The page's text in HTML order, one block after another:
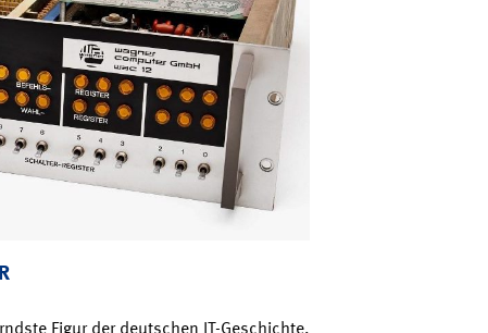
Figur der deutschen IT-Geschichte.